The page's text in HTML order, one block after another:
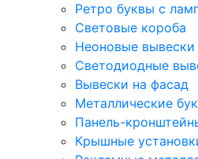
Ретро буквы с
Световые короба
Неоновые вывески
Светодиодные
Вывески на фасад
Металлические
Панель-
Крышные